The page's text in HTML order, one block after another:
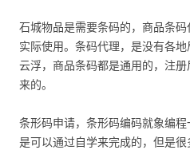
石城物品是需要条码的，商品条
实际使用。条码代理，是没有各
云浮，商品条码都是通用的，注
来的。
条形码申请，条形码编码就象编程
是可以通过自学来完成的，但是